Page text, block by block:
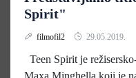
Spirit"
filmofil2 29.05.2019.
Teen Spirit je
Maxa Minghella koji je